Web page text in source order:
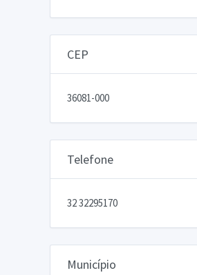
CEP
36081-000
Telefone
32 32295170
Município